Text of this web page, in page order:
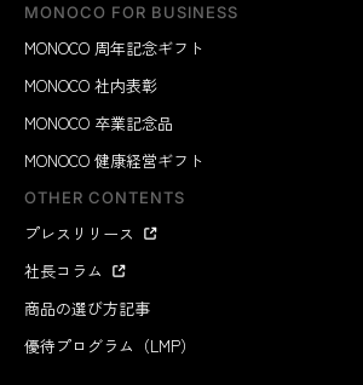
MONOCO FOR BUSINESS
MONOCO 周年記念ギフト
MONOCO 社内表彰
MONOCO 卒業記念品
MONOCO 健康経営ギフト
OTHER CONTENTS
プレスリリース
社長コラム
商品の選び方記事
優待プログラム（LMP）